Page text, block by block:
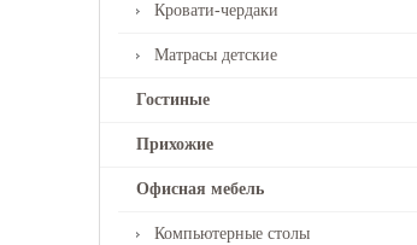
Кровати-чердаки
Матрасы детские
Гостиные
Прихожие
Офисная мебель
Компьютерные столы